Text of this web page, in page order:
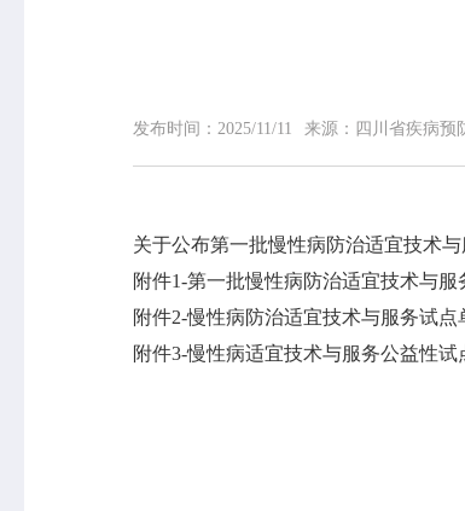
领导信息
联系我们
发布时间： 2025/11/11 来源： 四川省疾病预
关于公布第一批慢性病防治适宜技术
附件1-第一批慢性病防治适宜技术与服
附件2-慢性病防治适宜技术与服务试点
附件3-慢性病适宜技术与服务公益性试